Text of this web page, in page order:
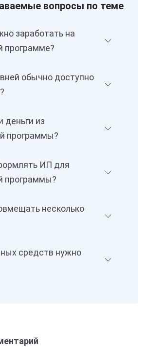
вопросы по теме
заработать на
программе?
обычно доступно
деньги из
программы?
ИП для
программы?
несколько
средств нужно